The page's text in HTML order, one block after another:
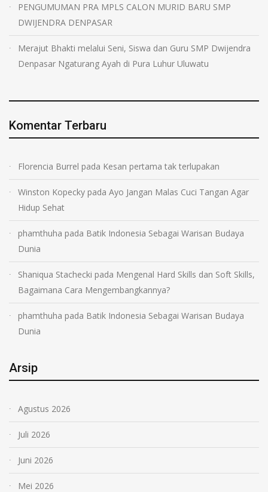
PENGUMUMAN PRA MPLS CALON MURID BARU SMP
DWIJENDRA DENPASAR
Merajut Bhakti melalui Seni, Siswa dan Guru SMP Dwijendra
Denpasar Ngaturang Ayah di Pura Luhur Uluwatu
Komentar Terbaru
Florencia Burrel pada Kesan pertama tak terlupakan
Winston Kopecky pada Ayo Jangan Malas Cuci Tangan Agar
Hidup Sehat
phamthuha pada Batik Indonesia Sebagai Warisan Budaya
Dunia
Shaniqua Stachecki pada Mengenal Hard Skills dan Soft Skills,
Bagaimana Cara Mengembangkannya?
phamthuha pada Batik Indonesia Sebagai Warisan Budaya
Dunia
Arsip
Agustus 2026
Juli 2026
Juni 2026
Mei 2026